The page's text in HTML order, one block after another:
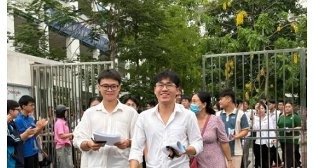
Thủ tướng Phạm Minh Chính và Thủ tướng Lào Sonexay
Siphandone cùng trưởng đoàn các nước ASEAN tham dự Diễn
đàn Tương lai ASEAN 2024. (Ảnh: Dương Giang/TTXVN)
Sáng 23/4, sau phiên khai mạc, Diễn đàn Tương
lai ASEAN 2024 (ASEAN Future Forum 2024 -
AFF 2024) bước vào phiên thảo luận thứ nhất